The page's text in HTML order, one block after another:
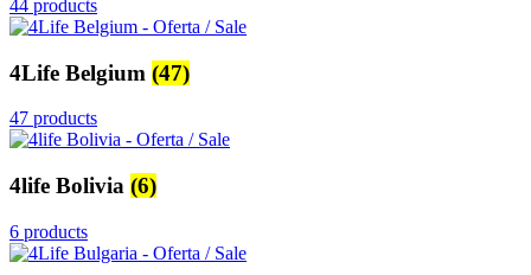
44 products
4Life Belgium (47)
47 products
4life Bolivia (6)
6 products